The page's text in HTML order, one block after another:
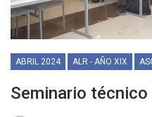
ABRIL 2024 ALR - AÑO XIX
Seminario